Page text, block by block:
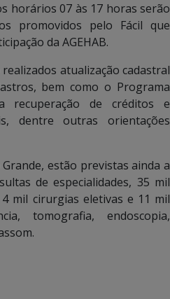
horários 07 às 17 horas serão
promovidos pelo Fácil que
da AGEHAB.
atualização cadastral
bem como o Programa
recuperação de créditos e
dentre outras orientações
estão previstas ainda a
de especialidades, 35 mil
mil cirurgias eletivas e 11 mil
tomografia, endoscopia,